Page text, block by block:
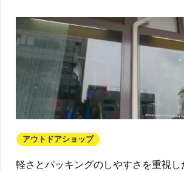
アウトドアショップ
軽さとパッキングのしやすさを重視